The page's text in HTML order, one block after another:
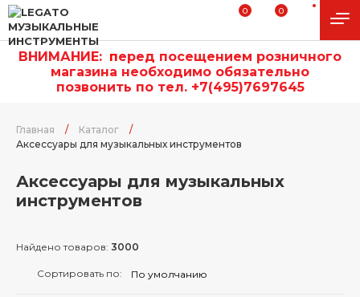
0 0
ВНИМАНИЕ: перед посещением розничного
магазина необходимо обязательно
позвонить по тел. +7(495)7697645
Главная / Каталог
/
Аксессуары для музыкальных инструментов
Аксессуары для музыкальных
инструментов
Найдено товаров: 3000
Сортировать по: